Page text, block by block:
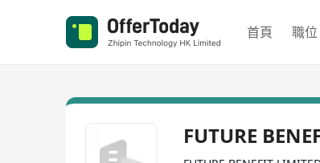
首頁 職位
FUTURE